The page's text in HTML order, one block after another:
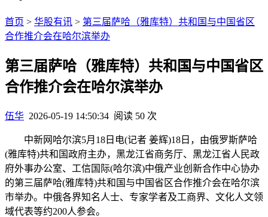
首页 > 华股有讯 > 第三届萨哈（雅库特）共和国与中国省区
合作推介会在哈尔滨举办
第三届萨哈（雅库特）共和国与中国省区
合作推介会在哈尔滨举办
伍华 2026-05-19 14:50:34 阅读 50 次
中新网哈尔滨5月18日电(记者 姜辉)18日，由俄罗斯萨哈
(雅库特)共和国政府主办，黑龙江省商务厅、黑龙江省人民政
府外事办公室、工信国际(哈尔滨)中俄产业创新合作中心协办
的第三届萨哈(雅库特)共和国与中国省区合作推介会在哈尔滨
市举办。中俄各界知名人士、专家学者及工商界、文化人文领
域代表等约200人参会。